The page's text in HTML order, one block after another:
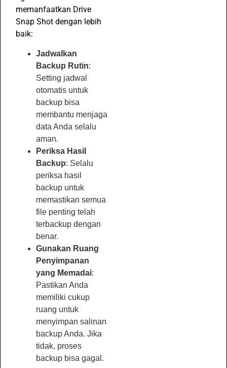
memanfaatkan Drive
Snap Shot dengan lebih
baik:
Jadwalkan
Backup Rutin:
Setting jadwal
otomatis untuk
backup bisa
membantu menjaga
data Anda selalu
aman.
Periksa Hasil
Backup: Selalu
periksa hasil
backup untuk
memastikan semua
file penting telah
terbackup dengan
benar.
Gunakan Ruang
Penyimpanan
yang Memadai:
Pastikan Anda
memiliki cukup
ruang untuk
menyimpan salinan
backup Anda. Jika
tidak, proses
backup bisa gagal.